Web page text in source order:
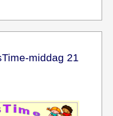
middag 21